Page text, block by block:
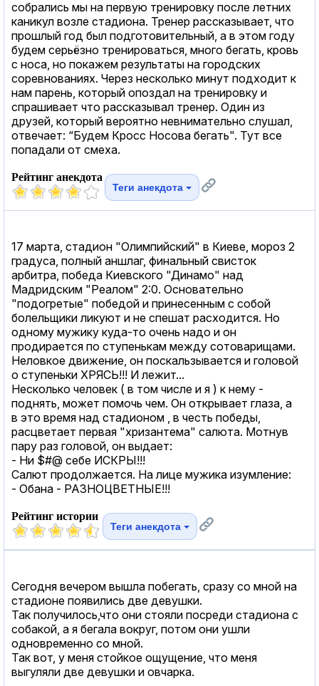
собрались мы на первую тренировку после летних
каникул возле стадиона. Тренер рассказывает, что
прошлый год был подготовительный, а в этом году
будем серьёзно тренироваться, много бегать, кровь
с носа, но покажем результаты на городских
соревнованиях. Через несколько минут подходит к
нам парень, который опоздал на тренировку и
спрашивает что рассказывал тренер. Один из
друзей, который вероятно невнимательно слушал,
отвечает: “Будем Кросс Носова бегать". Тут все
попадали от смеха.
Рейтинг анекдота
Теги анекдота
17 марта, стадион "Олимпийский" в Киеве, мороз 2
градуса, полный аншлаг, финальный свисток
арбитра, победа Киевского "Динамо" над
Мадридским "Реалом" 2:0. Основательно
"подогретые" победой и принесенным с собой
болельщики ликуют и не спешат расходится. Но
одному мужику куда-то очень надо и он
продирается по ступенькам между сотоварищами.
Неловкое движение, он поскальзывается и головой
о ступеньки ХРЯСЬ!!! И лежит...
Несколько человек ( в том числе и я ) к нему -
поднять, может помочь чем. Он открывает глаза, а
в это время над стадионом , в честь победы,
расцветает первая "хризантема" салюта. Мотнув
пару раз головой, он выдает:
- Ни $#@ себе ИСКРЫ!!!
Салют продолжается. На лице мужика изумление:
- Обана - РАЗНОЦВЕТНЫЕ!!!
Рейтинг истории
Теги анекдота
Сегодня вечером вышла побегать, сразу со мной на
стадионе появились две девушки.
Так получилось,что они стояли посреди стадиона с
собакой, а я бегала вокруг, потом они ушли
одновременно со мной.
Так вот, у меня стойкое ощущение, что меня
выгуляли две девушки и овчарка.